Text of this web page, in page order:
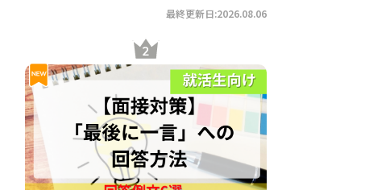
最終更新日:2026.08.06